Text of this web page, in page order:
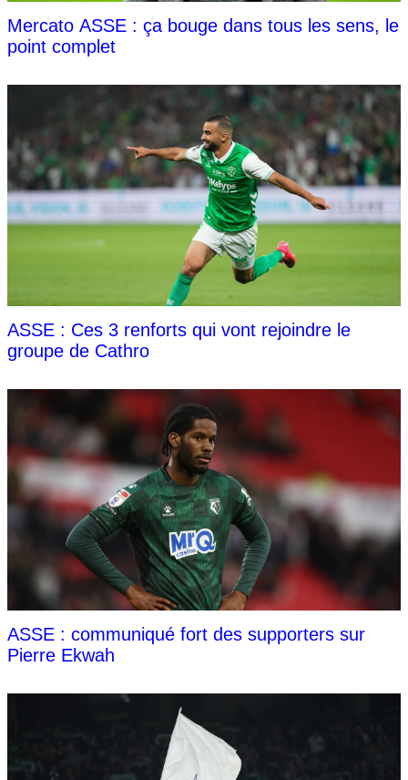
Mercato ASSE : ça bouge dans tous les sens, le
point complet
ASSE : Ces 3 renforts qui vont rejoindre le
groupe de Cathro
ASSE : communiqué fort des supporters sur
Pierre Ekwah